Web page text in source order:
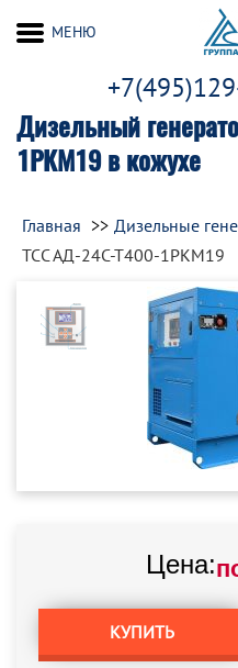
Дизельный
1РКМ19 в кожухе
МЕНЮ
Главная
Дизельные
ТСС АД-24С-Т400-1РКМ19
Цена:
КУПИТЬ